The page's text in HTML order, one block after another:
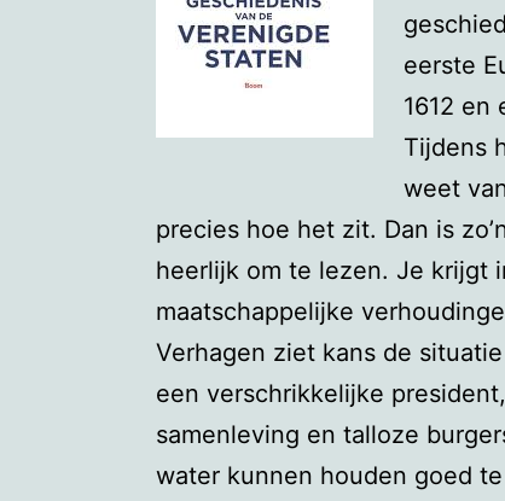
eerste
1612 en
Tijdens
weet
precies hoe het zit. Dan is
heerlijk om te lezen. Je krijgt
maatschappelijke
Verhagen ziet kans de
een verschrikkelijke
samenleving en talloze
water kunnen houden goed